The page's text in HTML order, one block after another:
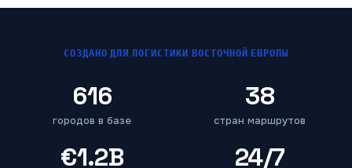
СОЗДАНО ДЛЯ ЛОГИСТИКИ ВОСТОЧНОЙ ЕВРОПЫ
616
городов в базе
38
стран маршрутов
€1.2B 24/7